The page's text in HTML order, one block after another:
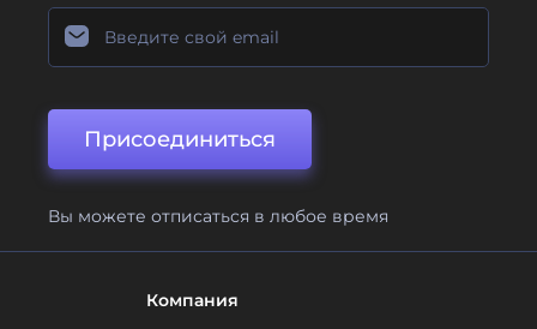
Присоединиться
Вы можете отписаться в любое время
Компания